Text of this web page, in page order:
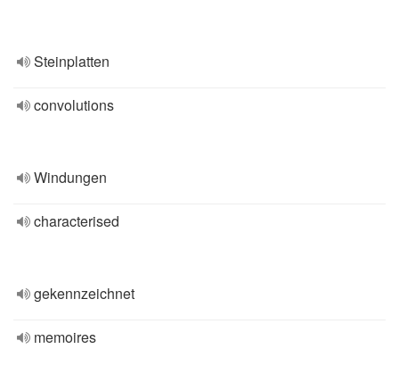
Steinplatten
convolutions
Windungen
characterised
gekennzeichnet
memoires